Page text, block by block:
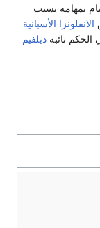
بمهامه بسبب
الانفلونزا الأسبانية
نائبه ديلفيم